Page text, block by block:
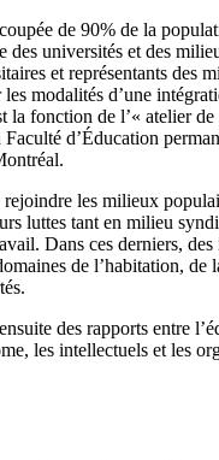
de 90% de la
des universités et des
et représentants des
modalités d’une
la fonction de l’« atelier
d’Éducation
rejoindre les milieux
luttes tant en milieu
Dans ces derniers,
de l’habitation, de
des rapports entre
les intellectuels et les